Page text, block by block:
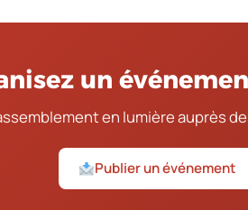
un
en lumière auprès
Publier un événement